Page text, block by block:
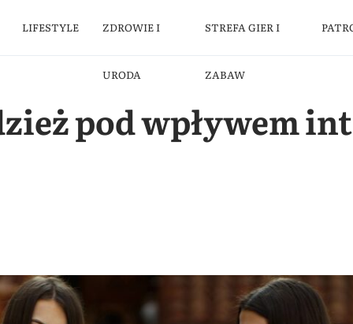
LIFESTYLE ZDROWIE I
URODA
STREFA GIER I
ZABAW
pod wpływem